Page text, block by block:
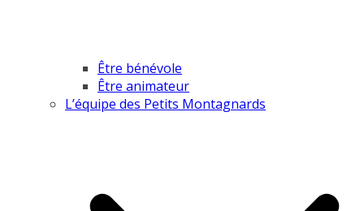
Être bénévole
Être animateur
L’équipe des Petits Montagnards